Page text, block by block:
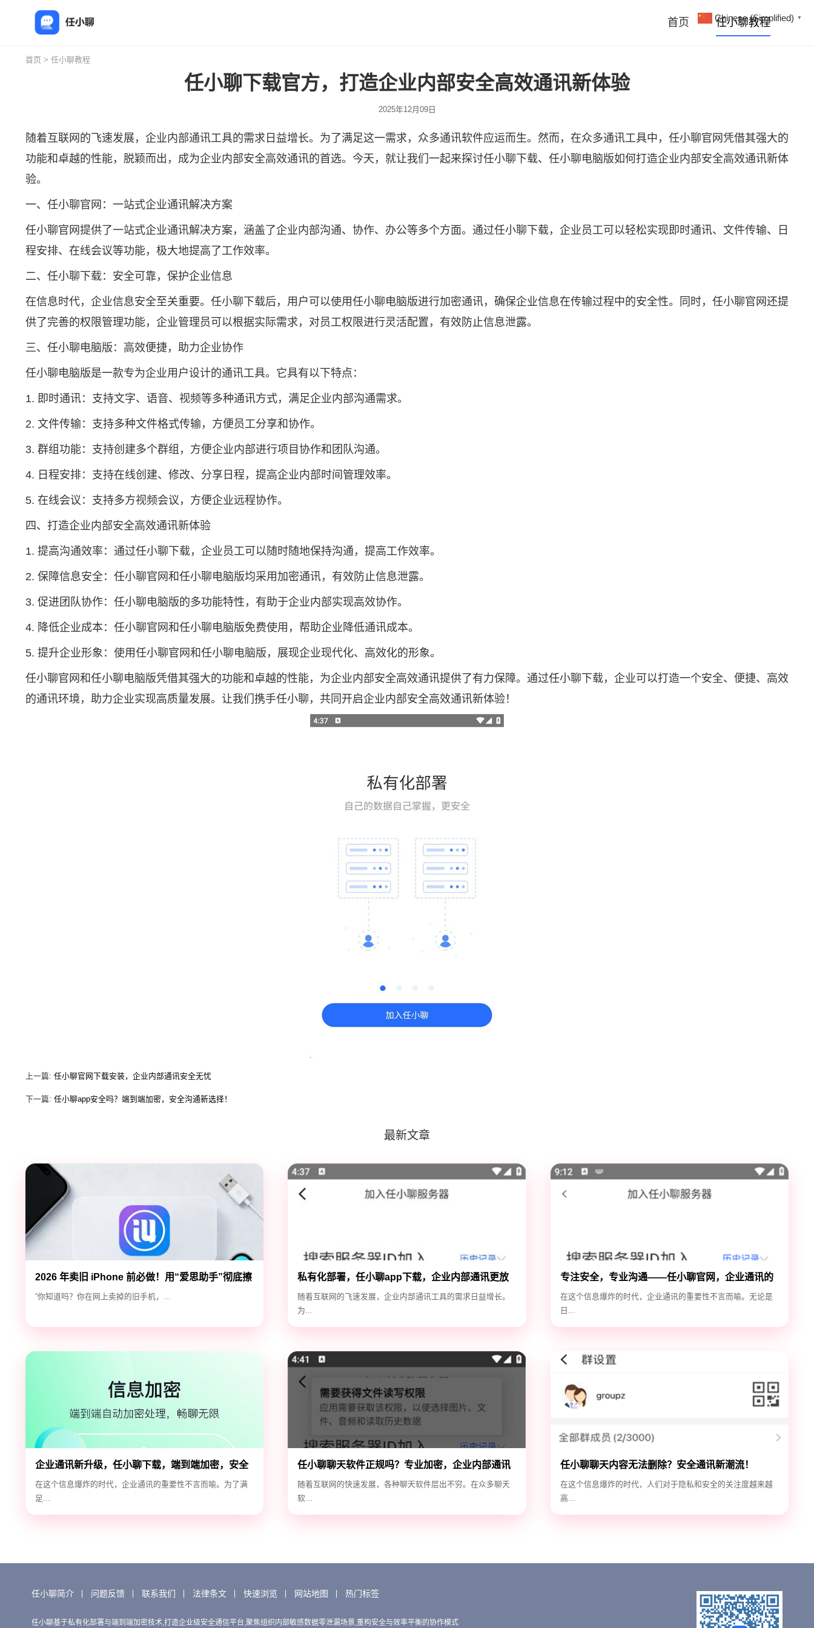
首页 任小聊教程
首页 > 任小聊教程
任小聊下载官方，打造企业内部安全高效通讯新体验
2025年12月09日
随着互联网的飞速发展，企业内部通讯工具的需求日益增长。为了满足这一需求，众多通讯软件应运而生。然而，在众多通讯工具中， 任小聊官网凭借其强大的
功能和卓越的性能，脱颖而出，成为企业内部安全高效通讯的首选。今天，就让我们一起来探讨任小聊下载、任小聊电脑版如何打造企业内部安全高效通讯新体
验。
一、任小聊官网：一站式企业通讯解决方案
任小聊官网提供了一站式企业通讯解决方案，涵盖了企业内部沟通、协作、办公等多个方面。通过任小聊下载，企业员工可以轻松实现即时通讯、文件传输、日
程安排、在线会议等功能，极大地提高了工作效率。
二、任小聊下载：安全可靠，保护企业信息
在信息时代，企业信息安全至关重要。任小聊下载后，用户可以使用任小聊电脑版进行加密通讯，确保企业信息在传输过程中的安全性。同时，任小聊官网还提
供了完善的权限管理功能，企业管理员可以根据实际需求，对员工权限进行灵活配置，有效防止信息泄露。
三、任小聊电脑版：高效便捷，助力企业协作
任小聊电脑版是一款专为企业用户设计的通讯工具。它具有以下特点：
1. 即时通讯：支持文字、语音、视频等多种通讯方式，满足企业内部沟通需求。
2. 文件传输：支持多种文件格式传输，方便员工分享和协作。
3. 群组功能：支持创建多个群组，方便企业内部进行项目协作和团队沟通。
4. 日程安排：支持在线创建、修改、分享日程，提高企业内部时间管理效率。
5. 在线会议：支持多方视频会议，方便企业远程协作。
四、打造企业内部安全高效通讯新体验
1. 提高沟通效率：通过任小聊下载，企业员工可以随时随地保持沟通，提高工作效率。
2. 保障信息安全：任小聊官网和任小聊电脑版均采用加密通讯，有效防止信息泄露。
3. 促进团队协作：任小聊电脑版的多功能特性，有助于企业内部实现高效协作。
4. 降低企业成本：任小聊官网和任小聊电脑版免费使用，帮助企业降低通讯成本。
5. 提升企业形象：使用任小聊官网和任小聊电脑版，展现企业现代化、高效化的形象。
任小聊官网和任小聊电脑版凭借其强大的功能和卓越的性能，为企业内部安全高效通讯提供了有力保障。通过任小聊下载，企业可以打造一个安全、便捷、高效
的通讯环境，助力企业实现高质量发展。让我们携手任小聊，共同开启企业内部安全高效通讯新体验！
上一篇: 任小聊官网下载安装，企业内部通讯安全无忧
下一篇: 任小聊app安全吗？端到端加密，安全沟通新选择！
最新文章
2026 年卖旧 iPhone 前必做！用“爱思助手”彻底擦
除隐私，防止数据泄露
“你知道吗？你在网上卖掉的旧手机，...
私有化部署，任小聊app下载，企业内部通讯更放
心
随着互联网的飞速发展，企业内部通讯工具的需求日益增长。
为...
专注安全，专业沟通——任小聊官网，企业通讯的
安全守护神
在这个信息爆炸的时代，企业通讯的重要性不言而喻。无论是
日...
企业通讯新升级，任小聊下载，端到端加密，安全
高效！
在这个信息爆炸的时代，企业通讯的重要性不言而喻。为了满
足...
任小聊聊天软件正规吗？专业加密，企业内部通讯
首选！
随着互联网的快速发展，各种聊天软件层出不穷。在众多聊天
软...
任小聊聊天内容无法删除？安全通讯新潮流！
在这个信息爆炸的时代，人们对于隐私和安全的关注度越来越
高...
任小聊简介 问题反馈 联系我们 法律条文 快速浏览 网站地图 热门标签
任小聊基于私有化部署与端到端加密技术,打造企业级安全通信平台,聚焦组织内部敏感数据零泄漏场景,重构安全与效率平衡的协作模式
Chinese (Simplified) ▼